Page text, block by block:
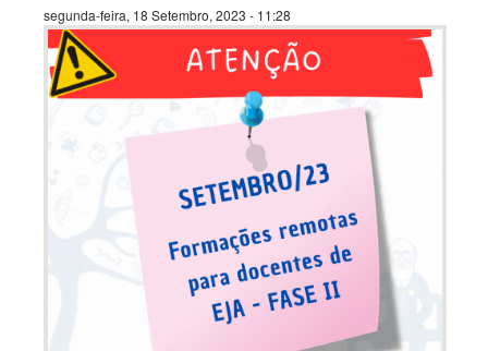
segunda-feira, 18 Setembro, 2023 - 11:28